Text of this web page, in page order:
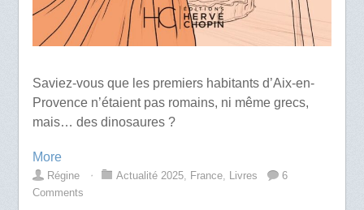
Saviez-vous que les premiers habitants d’Aix-en-
Provence n’étaient pas romains, ni même grecs,
mais… des dinosaures ?
More
Régine ⋅ Actualité 2025, France, Livres
6
Comments